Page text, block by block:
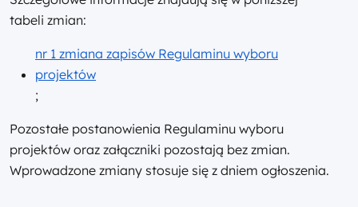
tabeli zmian:
nr 1 zmiana zapisów Regulaminu wyboru
projektów
;
Pozostałe postanowienia Regulaminu wyboru
projektów oraz załączniki pozostają bez zmian.
Wprowadzone zmiany stosuje się z dniem ogłoszenia.